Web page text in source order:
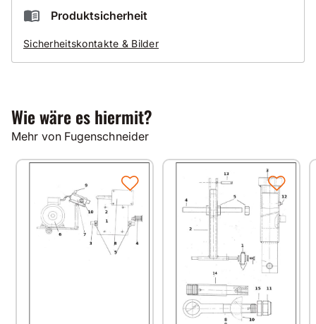
Ersatzteile - Demin FS800E - Zeichnung 5
Produktsicherheit
Sicherheitskontakte & Bilder
Wie wäre es hiermit?
Mehr von Fugenschneider